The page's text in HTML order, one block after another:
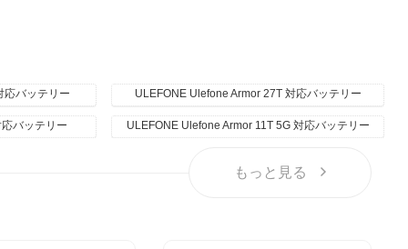
応バッテリー ULEFONE Ulefone Armor 27T 対応バッテリー
バッテリー ULEFONE Ulefone Armor 11T 5G 対応バッテリー
もっと見る